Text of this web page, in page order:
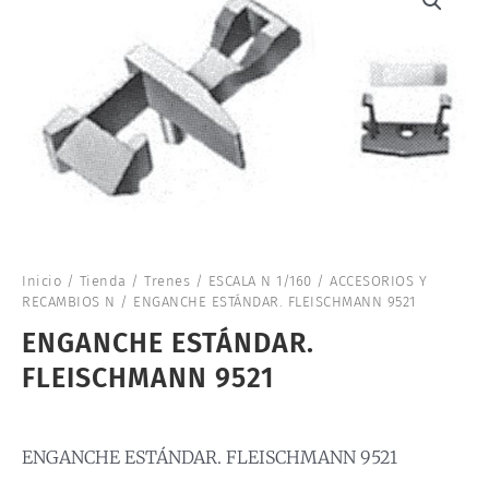
Inicio / Tienda / Trenes / ESCALA N 1/160 / ACCESORIOS Y
RECAMBIOS N / ENGANCHE ESTÁNDAR. FLEISCHMANN 9521
ENGANCHE ESTÁNDAR.
FLEISCHMANN 9521
ENGANCHE ESTÁNDAR. FLEISCHMANN 9521